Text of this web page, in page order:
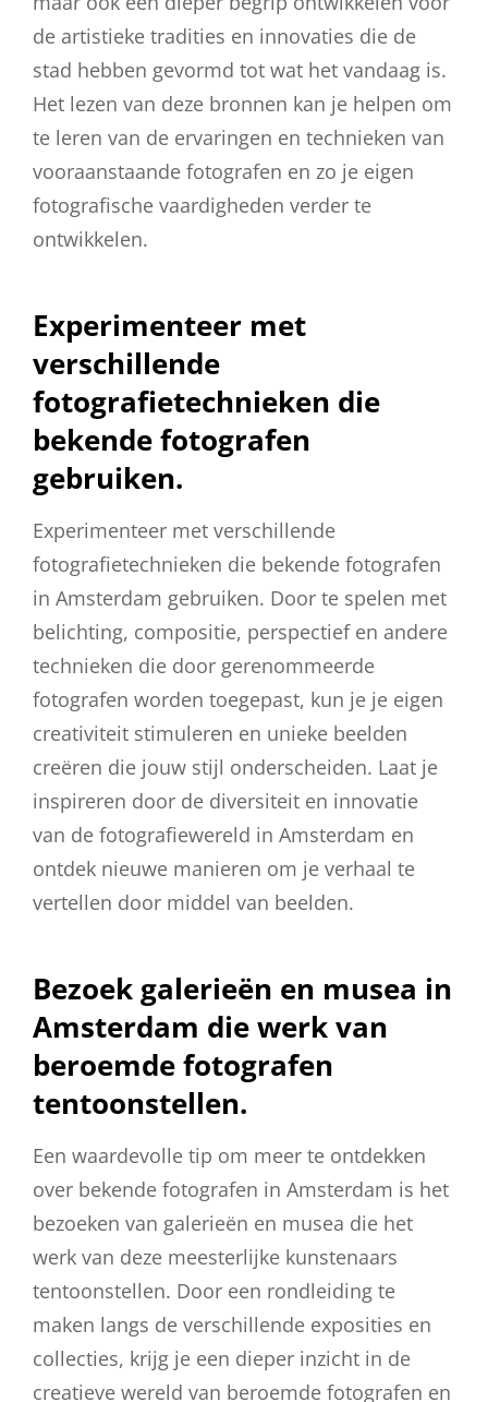
de artistieke tradities en innovaties die de
stad hebben gevormd tot wat het vandaag is.
Het lezen van deze bronnen kan je helpen om
te leren van de ervaringen en technieken van
vooraanstaande fotografen en zo je eigen
fotografische vaardigheden verder te
ontwikkelen.
Experimenteer met
verschillende
fotografietechnieken die
bekende fotografen
gebruiken.
Experimenteer met verschillende
fotografietechnieken die bekende fotografen
in Amsterdam gebruiken. Door te spelen met
belichting, compositie, perspectief en andere
technieken die door gerenommeerde
fotografen worden toegepast, kun je je eigen
creativiteit stimuleren en unieke beelden
creëren die jouw stijl onderscheiden. Laat je
inspireren door de diversiteit en innovatie
van de fotografiewereld in Amsterdam en
ontdek nieuwe manieren om je verhaal te
vertellen door middel van beelden.
Bezoek galerieën en musea in
Amsterdam die werk van
beroemde fotografen
tentoonstellen.
Een waardevolle tip om meer te ontdekken
over bekende fotografen in Amsterdam is het
bezoeken van galerieën en musea die het
werk van deze meesterlijke kunstenaars
tentoonstellen. Door een rondleiding te
maken langs de verschillende exposities en
collecties, krijg je een dieper inzicht in de
creatieve wereld van beroemde fotografen en